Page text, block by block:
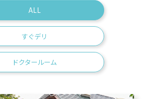
ALL
すぐデリ
ドクタールーム